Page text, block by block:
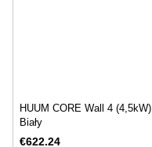
HUUM CORE Wall 4 (4,5kW)
Biały
€622.24